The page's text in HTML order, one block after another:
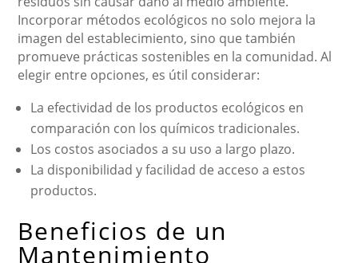
Incorporar métodos ecológicos no solo mejora la
imagen del establecimiento, sino que también
promueve prácticas sostenibles en la comunidad. Al
elegir entre opciones, es útil considerar:
La efectividad de los productos ecológicos en
comparación con los químicos tradicionales.
Los costos asociados a su uso a largo plazo.
La disponibilidad y facilidad de acceso a estos
productos.
Beneficios de un
Mantenimiento